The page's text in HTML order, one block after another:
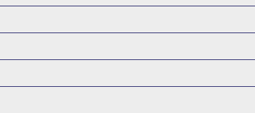
東京→仙台 新幹線パック 東京 新幹線パック
東京→
東京→長野 新幹線パック
東京→名古屋 新幹線パッ
西九州新幹線 旅行 特急サンダーバード 旅行